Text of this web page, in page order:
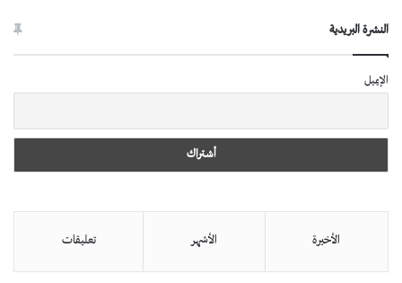
النشرة البريدية
الإيميل
الأخيرة الأشهر تعليقات